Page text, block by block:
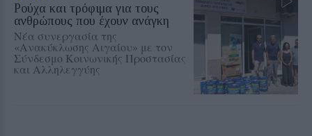
Ρούχα και τρόφιμα για τους
ανθρώπους που έχουν ανάγκη
Νέα συνεργασία της
«Ανακύκλωσης Αιγαίου» με τον
Σύνδεσμο Κοινωνικής Προστασίας
και Αλληλεγγύης